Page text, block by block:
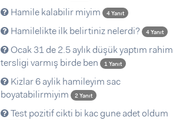
Hamile kalabilir miyim 4 Yanıt
Hamilelikte ilk belirtiniz nelerdi? 4 Yanıt
Ocak 31 de 2.5 aylık düşük yaptım rahim
tersligi varmış birde ben
1 Yanıt
Kizlar 6 aylik hamileyim sac
boyatabilirmiyim
2 Yanıt
Test pozitif cikti bi kac gune adet oldum